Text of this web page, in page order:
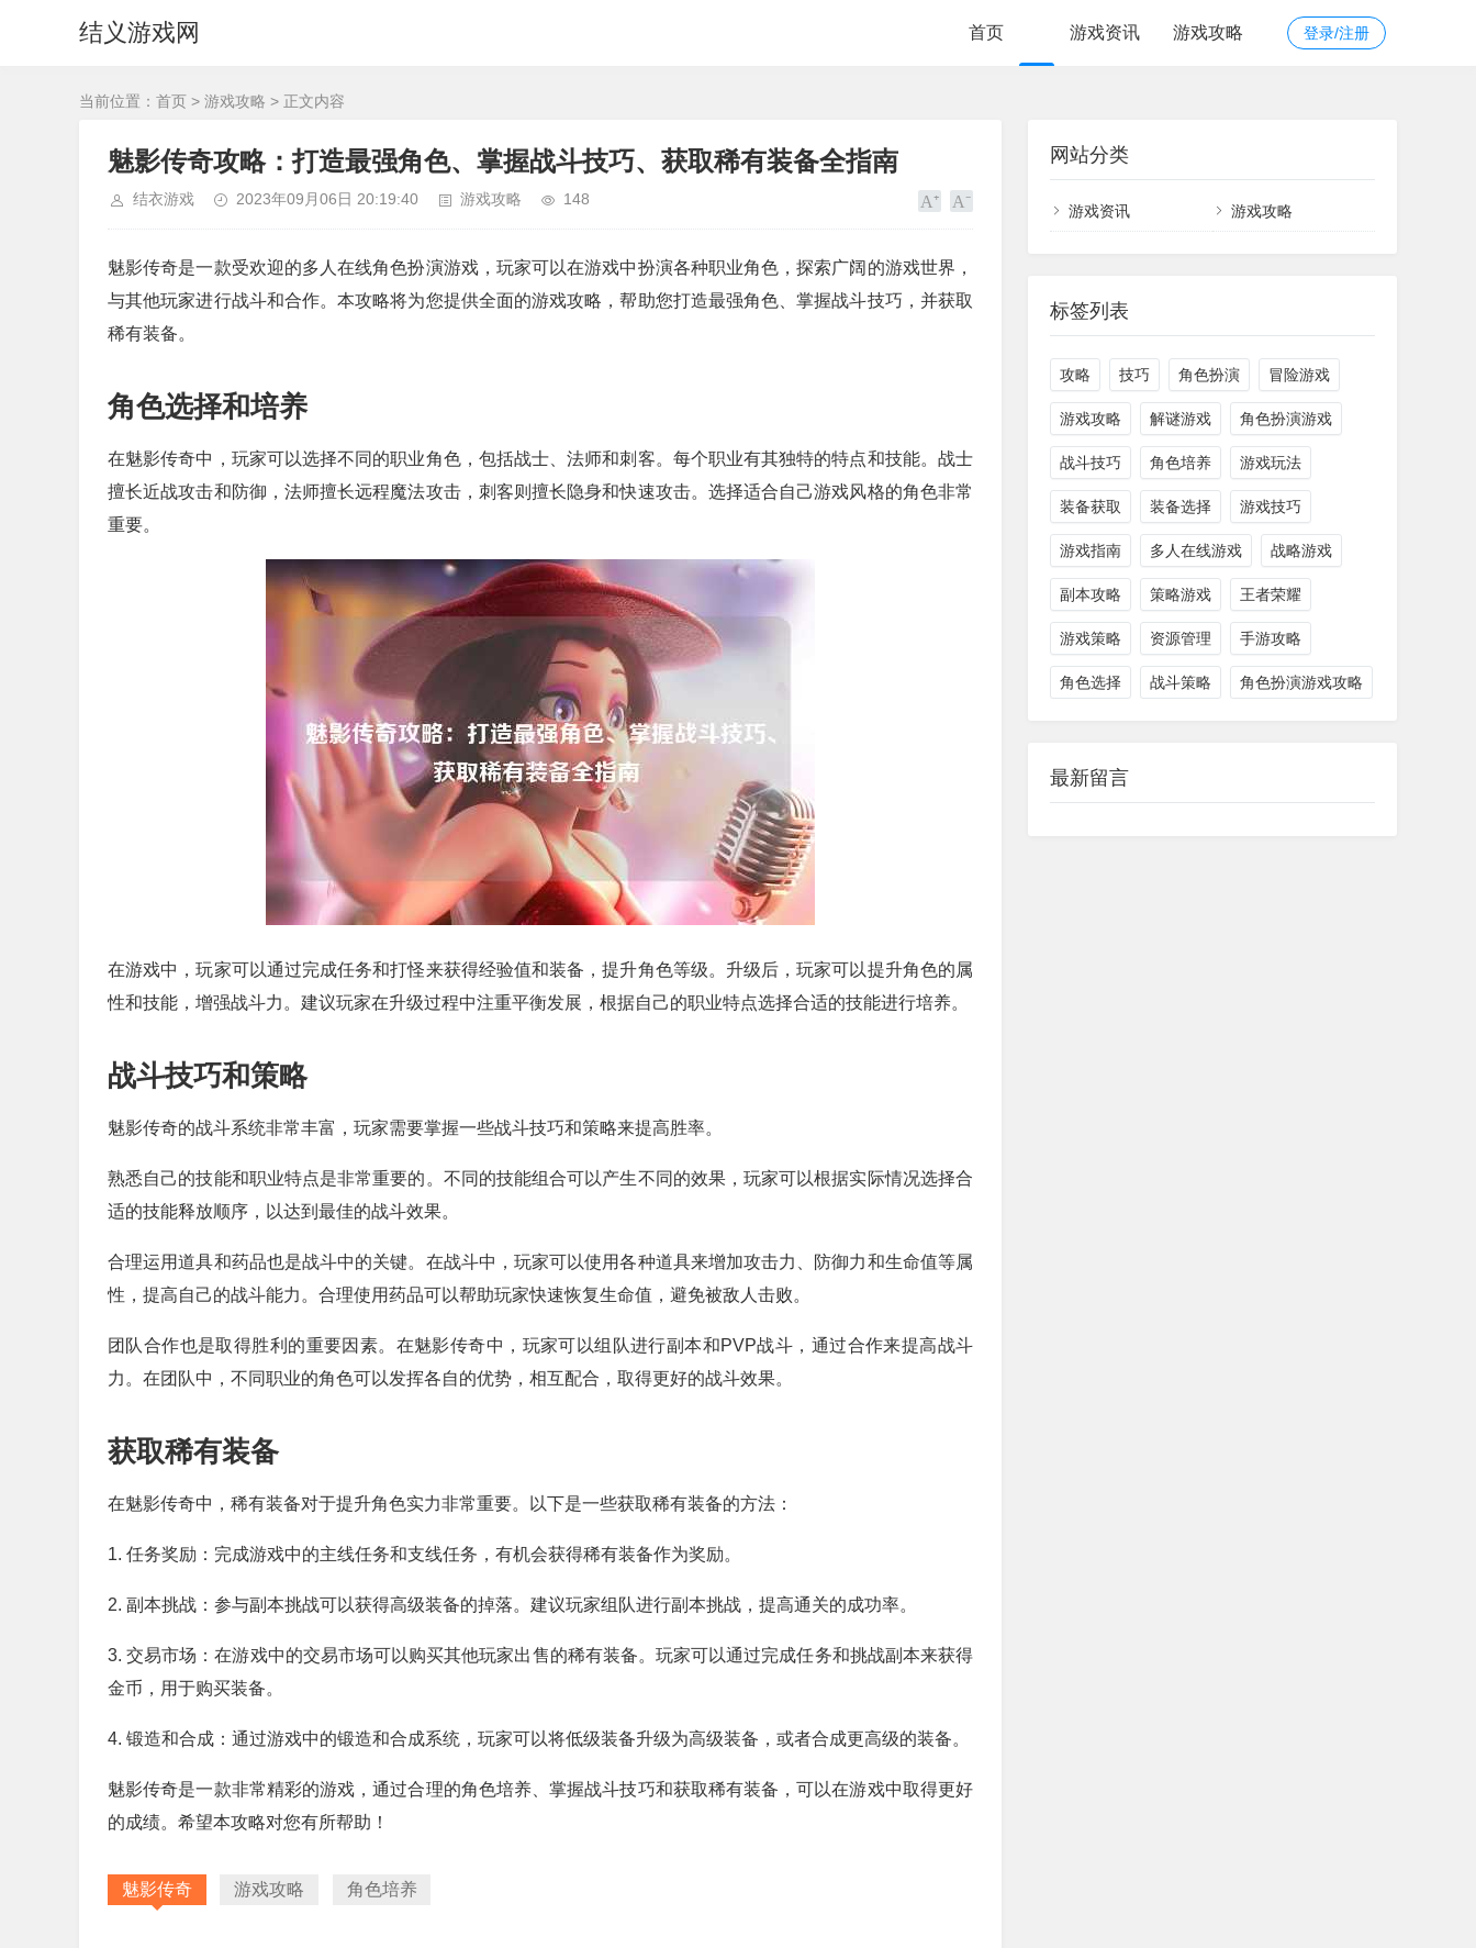
结义游戏网 登录/注册
首页 游戏资讯 游戏攻略
当前位置： 首页 > 游戏攻略 > 正文内容
魅影传奇攻略：打造最强角色、掌握战斗技巧、获取稀有装备全指南
结衣游戏 2023年09月06日 20:19:40 游戏攻略 148
魅影传奇是一款受欢迎的多人在线角色扮演游戏，玩家可以在游戏中扮演各种职业角色，探索广阔的游戏世界，
与其他玩家进行战斗和合作。本攻略将为您提供全面的游戏攻略，帮助您打造最强角色、掌握战斗技巧，并获取
稀有装备。
角色选择和培养
在魅影传奇中，玩家可以选择不同的职业角色，包括战士、法师和刺客。每个职业有其独特的特点和技能。战士
擅长近战攻击和防御，法师擅长远程魔法攻击，刺客则擅长隐身和快速攻击。选择适合自己游戏风格的角色非常
重要。
在游戏中，玩家可以通过完成任务和打怪来获得经验值和装备，提升角色等级。升级后，玩家可以提升角色的属
性和技能，增强战斗力。建议玩家在升级过程中注重平衡发展，根据自己的职业特点选择合适的技能进行培养。
战斗技巧和策略
魅影传奇的战斗系统非常丰富，玩家需要掌握一些战斗技巧和策略来提高胜率。
熟悉自己的技能和职业特点是非常重要的。不同的技能组合可以产生不同的效果，玩家可以根据实际情况选择合
适的技能释放顺序，以达到最佳的战斗效果。
合理运用道具和药品也是战斗中的关键。在战斗中，玩家可以使用各种道具来增加攻击力、防御力和生命值等属
性，提高自己的战斗能力。合理使用药品可以帮助玩家快速恢复生命值，避免被敌人击败。
团队合作也是取得胜利的重要因素。在魅影传奇中，玩家可以组队进行副本和PVP战斗，通过合作来提高战斗
力。在团队中，不同职业的角色可以发挥各自的优势，相互配合，取得更好的战斗效果。
获取稀有装备
在魅影传奇中，稀有装备对于提升角色实力非常重要。以下是一些获取稀有装备的方法：
1. 任务奖励：完成游戏中的主线任务和支线任务，有机会获得稀有装备作为奖励。
2. 副本挑战：参与副本挑战可以获得高级装备的掉落。建议玩家组队进行副本挑战，提高通关的成功率。
3. 交易市场：在游戏中的交易市场可以购买其他玩家出售的稀有装备。玩家可以通过完成任务和挑战副本来获得
金币，用于购买装备。
4. 锻造和合成：通过游戏中的锻造和合成系统，玩家可以将低级装备升级为高级装备，或者合成更高级的装备。
魅影传奇是一款非常精彩的游戏，通过合理的角色培养、掌握战斗技巧和获取稀有装备，可以在游戏中取得更好
的成绩。希望本攻略对您有所帮助！
魅影传奇 游戏攻略 角色培养
网站分类
游戏资讯 游戏攻略
标签列表
攻略 技巧 角色扮演 冒险游戏
游戏攻略 解谜游戏 角色扮演游戏
战斗技巧 角色培养 游戏玩法
装备获取 装备选择 游戏技巧
游戏指南 多人在线游戏 战略游戏
副本攻略 策略游戏 王者荣耀
游戏策略 资源管理 手游攻略
角色选择 战斗策略 角色扮演游戏攻略
最新留言